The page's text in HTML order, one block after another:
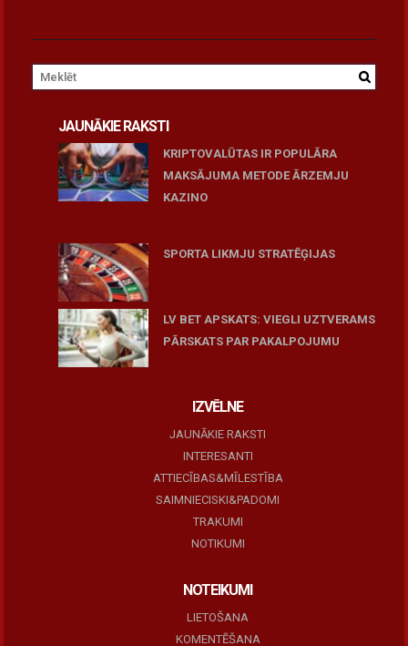
JAUNĀKIE RAKSTI
KRIPTOVALŪTAS IR POPULĀRA
MAKSĀJUMA METODE ĀRZEMJU
KAZINO
SPORTA LIKMJU STRATĒĢIJAS
LV BET APSKATS: VIEGLI UZTVERAMS
PĀRSKATS PAR PAKALPOJUMU
IZVĒLNE
JAUNĀKIE RAKSTI
INTERESANTI
ATTIECĪBAS&MĪLESTĪBA
SAIMNIECISKI&PADOMI
TRAKUMI
NOTIKUMI
NOTEIKUMI
LIETOŠANA
KOMENTĒŠANA